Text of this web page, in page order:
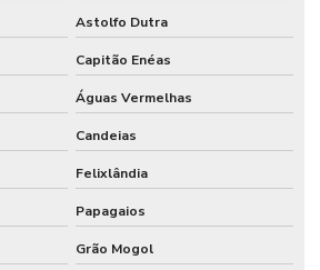
Astolfo Dutra
Capitão Enéas
Águas Vermelhas
Candeias
Felixlândia
Papagaios
Grão Mogol